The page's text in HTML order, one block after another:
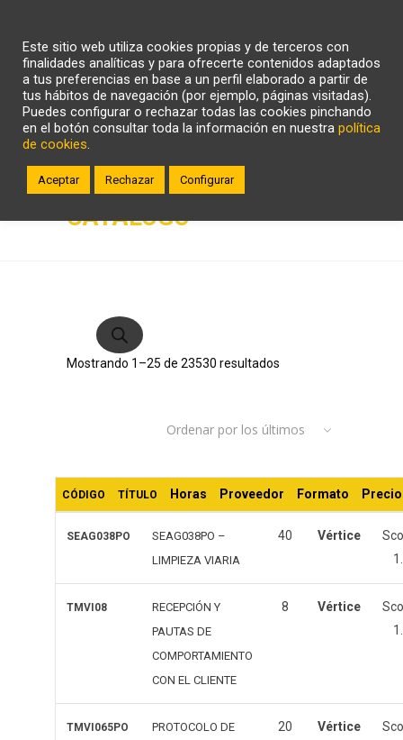
ZONA CLIENTE
CATÁLOGO
productos
Mostrando 1–25 de 23530 resultados
últimos
Ordenar por los últimos
CÓDIGO TÍTULO Horas Proveedor Formato Precio
SEAG038PO
SEAG038PO –
LIMPIEZA VIARIA
40 Vértice
TMVI08
RECEPCIÓN Y
PAUTAS DE
COMPORTAMIENTO
CON EL CLIENTE
8 Vértice
TMVI065PO
PROTOCOLO DE
20 Vértice
Este sitio web utiliza cookies propias y de terceros con
finalidades analíticas y para ofrecerte contenidos adaptados
a tus preferencias en base a un perfil elaborado a partir de
tus hábitos de navegación (por ejemplo, páginas visitadas).
Puedes configurar o rechazar todas las cookies pinchando
en el botón consultar toda la información en nuestra política
de cookies.
Aceptar Rechazar Configurar